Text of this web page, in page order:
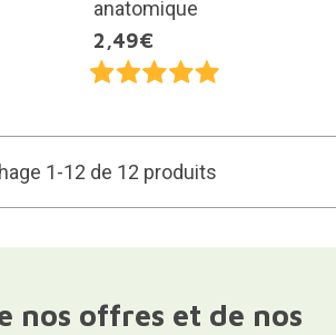
anatomique
2,49€
1-12 de 12 produits
nos offres et de nos